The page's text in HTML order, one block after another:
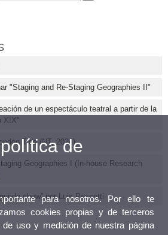
"Staging and Re-Staging Geographies II"
de un espectáculo teatral a partir de la
XIX"
Tide (NT, 2024)
Geographies I (In-house Research
show” por Luis Pescetti
de
para nosotros. Por ello te
cookies propias y de terceros
de uso y medición de nuestra página